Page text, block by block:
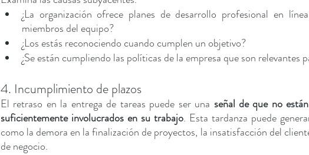
¿La organización ofrece planes de desarrollo profesional en
miembros del equipo?
¿Los estás reconociendo cuando cumplen un objetivo?
¿Se están cumpliendo las políticas de la empresa que son relevantes
4. Incumplimiento de plazos
El retraso en la entrega de tareas puede ser una señal de que no
suficientemente involucrados en su trabajo. Esta tardanza puede
como la demora en la finalización de proyectos, la insatisfacción del
de negocio.